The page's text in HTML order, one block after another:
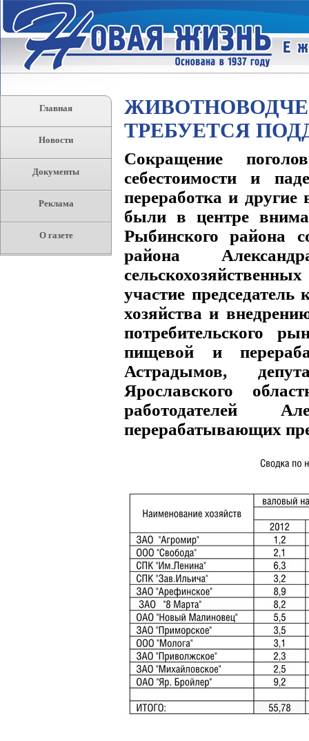
Главная
Новости
Документы
Реклама
О газете
ТРЕБУЕТСЯ
Сокращение
себестоимости и
переработка и
были в центре
Рыбинского района
района
участие председатель
хозяйства и
потребительского
пищевой и
Астрадымов,
Ярославского
работодателей
перерабатывающих